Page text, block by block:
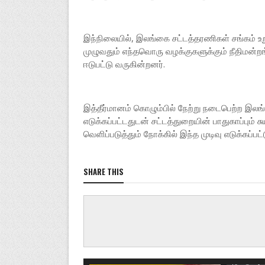
இந்நிலையில், இலங்கை சட்டத்தரணிகள் சங்கம்
முழுவதும் எந்தவொரு வழக்குகளுக்கும்
ஈடுபட்டு வருகின்றனர்.
இத்தீர்மானம் கொழும்பில் நேற்று நடைபெற்ற
எடுக்கப்பட்டதுடன் சட்டத்துறையின்
வெளிப்படுத்தும் நோக்கில் இந்த முடிவு
SHARE THIS
நடிகர்
லோகேஷ்
என்பது
தற்போது